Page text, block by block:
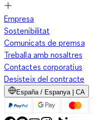
Empresa
Sostenibilitat
Comunicats de premsa
Treballa amb nosaltres
Contactes corporatius
Desisteix del contracte
España / Espanya | CA